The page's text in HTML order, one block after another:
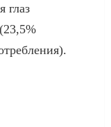
глаз